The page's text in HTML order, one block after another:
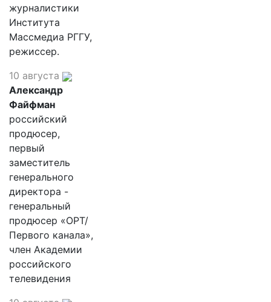
журналистики
Института
Массмедиа РГГУ,
режиссер.
10 августа
Александр
Файфман
российский
продюсер,
первый
заместитель
генерального
директора -
генеральный
продюсер «ОРТ/
Первого канала»,
член Академии
российского
телевидения